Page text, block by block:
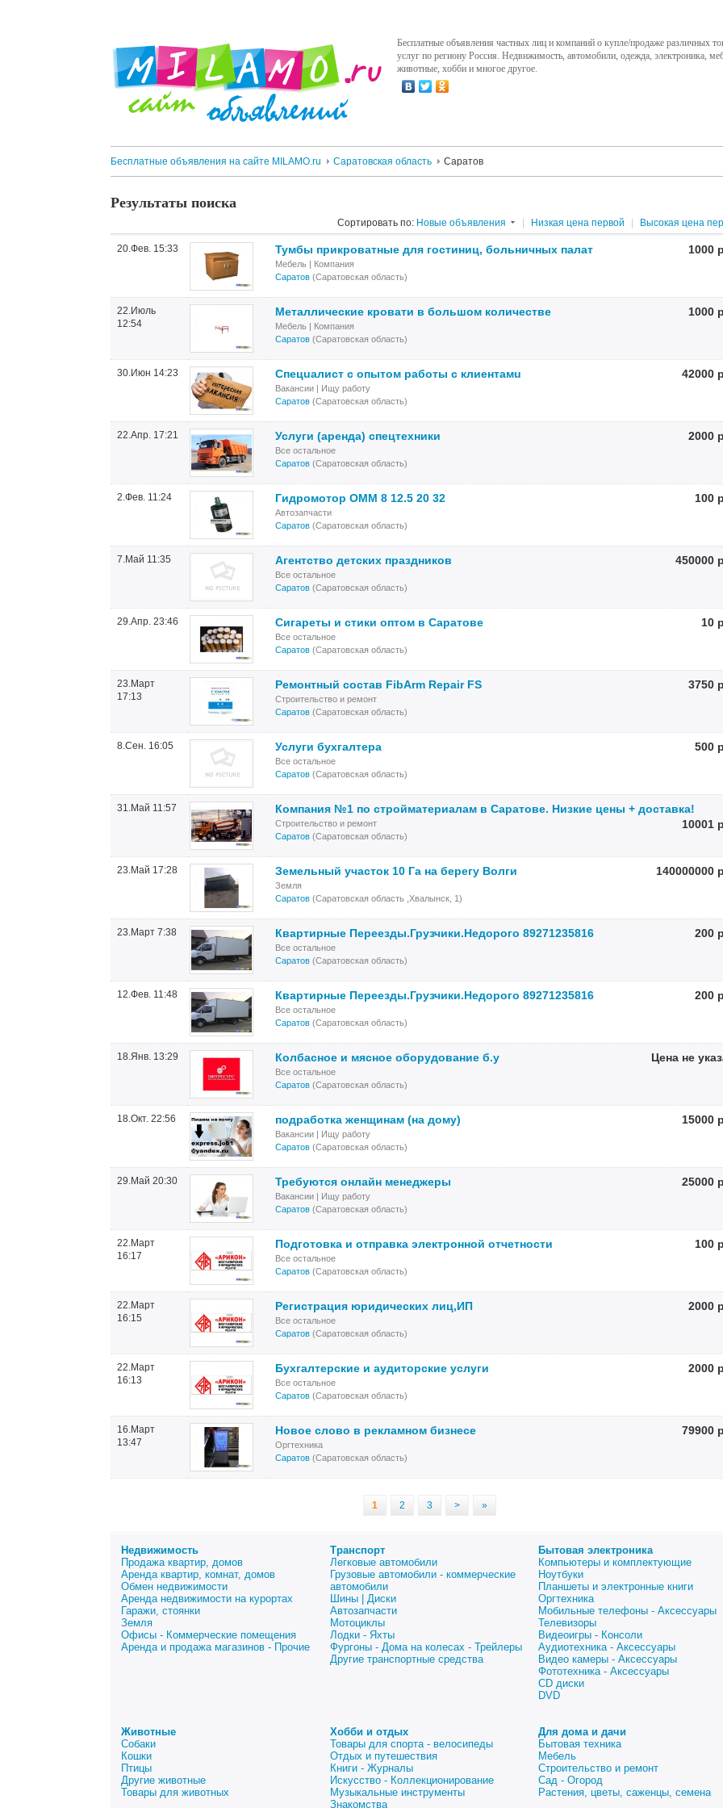
Бесплатные объявления частных лиц и компаний о купле/продаже различных
услуг по региону Россия. Недвижимость, автомобили, одежда, электроника,
животные, хобби и многое другое.
Бесплатные объявления на сайте MILAMO.ru Саратовская область Саратов
Результаты поиска
Сортировать по: Новые объявления Низкая цена первой Высокая цена
20.Фев. 15:33 Тумбы прикроватные для гостиниц, больничных палат 1000
Мебель | Компания
Саратов (Саратовская область)
22.Июль
12:54
Металлические кровати в большом количестве 1000
Мебель | Компания
Саратов (Саратовская область)
30.Июн 14:23 Спeцuалиcт c опытoм рaботы с клиентaмu 42000
Вакансии | Ищу работу
Саратов (Саратовская область)
22.Апр. 17:21 Услуги (аренда) спецтехники 2000
Все остальное
Саратов (Саратовская область)
2.Фев. 11:24 Гидромотор OMM 8 12.5 20 32 100
Автозапчасти
Саратов (Саратовская область)
7.Май 11:35 Агентство детских праздников 450000
Все остальное
Саратов (Саратовская область)
29.Апр. 23:46 Сигареты и стики оптом в Саратове 10
Все остальное
Саратов (Саратовская область)
23.Март
17:13
Ремонтный состав FibArm Repair FS 3750
Строительство и ремонт
Саратов (Саратовская область)
8.Сен. 16:05 Услуги бухгалтера 500
Все остальное
Саратов (Саратовская область)
31.Май 11:57
Компания №1 по стройматериалам в Саратове. Низкие цены + доставка!
10001
Строительство и ремонт
Саратов (Саратовская область)
23.Май 17:28 Земельный участок 10 Га на берегу Волги 140000000
Земля
Саратов (Саратовская область ,Хвалынск, 1)
23.Март 7:38 Квартирные Переезды.Грузчики.Недорого 89271235816 200
Все остальное
Саратов (Саратовская область)
12.Фев. 11:48 Квартирные Переезды.Грузчики.Недорого 89271235816 200
Все остальное
Саратов (Саратовская область)
18.Янв. 13:29 Колбасное и мясное оборудование б.у Цена не
Все остальное
Саратов (Саратовская область)
18.Окт. 22:56 подработкa женщинам (на дому) 15000
Вакансии | Ищу работу
Саратов (Саратовская область)
29.Май 20:30 Требуются онлайн менеджеры 25000
Вакансии | Ищу работу
Саратов (Саратовская область)
22.Март
16:17
Подготовка и отправка электронной отчетности 100
Все остальное
Саратов (Саратовская область)
22.Март
16:15
Регистрация юридических лиц,ИП 2000
Все остальное
Саратов (Саратовская область)
22.Март
16:13
Бухгалтерские и аудиторские услуги 2000
Все остальное
Саратов (Саратовская область)
16.Март
13:47
Новое слово в рекламном бизнесе 79900
Оргтехника
Саратов (Саратовская область)
1 2 3 > »
Недвижимость
Продажа квартир, домов
Аренда квартир, комнат, домов
Обмен недвижимости
Аренда недвижимости на курортах
Гаражи, стоянки
Земля
Офисы - Коммерческие помещения
Аренда и продажа магазинов - Прочие
Транспорт
Легковые автомобили
Грузовые автомобили - коммерческие
автомобили
Шины | Диски
Автозапчасти
Мотоциклы
Лодки - Яхты
Фургоны - Дома на колесах - Трейлеры
Другие транспортные средства
Бытовая электроника
Компьютеры и комплектующие
Ноутбуки
Планшеты и электронные книги
Оргтехника
Мобильные телефоны - Аксессуары
Телевизоры
Видеоигры - Консоли
Аудиотехника - Аксессуары
Видео камеры - Аксессуары
Фототехника - Аксессуары
CD диски
DVD
Животные
Собаки
Кошки
Птицы
Другие животные
Товары для животных
Хобби и отдых
Товары для спорта - велосипеды
Отдых и путешествия
Книги - Журналы
Искусство - Коллекционирование
Музыкальные инструменты
Знакомства
Для дома и дачи
Бытовая техника
Мебель
Строительство и ремонт
Сад - Огород
Растения, цветы, саженцы, семена